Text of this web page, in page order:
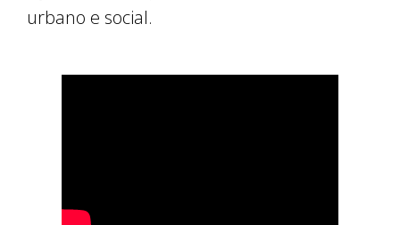
urbano e social.